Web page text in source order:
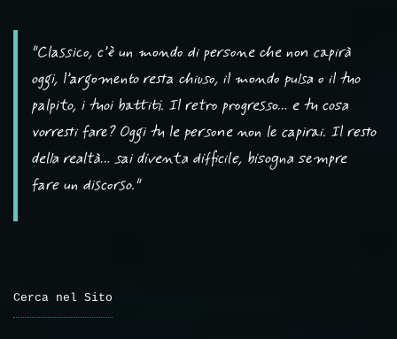
"Classico, c’è un mondo di persone che non capirà
oggi, l’argomento resta chiuso, il mondo pulsa o il tuo
palpito, i tuoi battiti. Il retro progresso… e tu cosa
vorresti fare? Oggi tu le persone non le capirai. Il resto
della realtà… sai diventa difficile, bisogna sempre
fare un discorso."
Cerca nel Sito